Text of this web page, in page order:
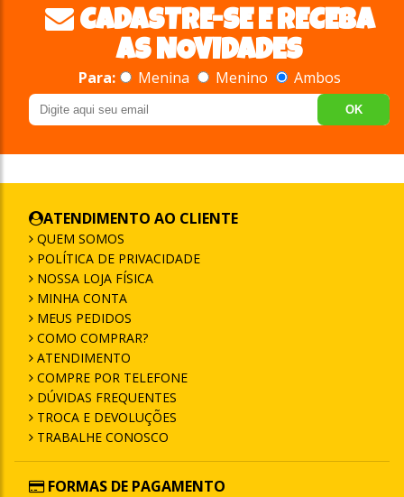
CADASTRE-SE E RECEBA
AS NOVIDADES
Para: Menina Menino Ambos
OK
ATENDIMENTO AO CLIENTE
QUEM SOMOS
POLÍTICA DE PRIVACIDADE
NOSSA LOJA FÍSICA
MINHA CONTA
MEUS PEDIDOS
COMO COMPRAR?
ATENDIMENTO
COMPRE POR TELEFONE
DÚVIDAS FREQUENTES
TROCA E DEVOLUÇÕES
TRABALHE CONOSCO
FORMAS DE PAGAMENTO